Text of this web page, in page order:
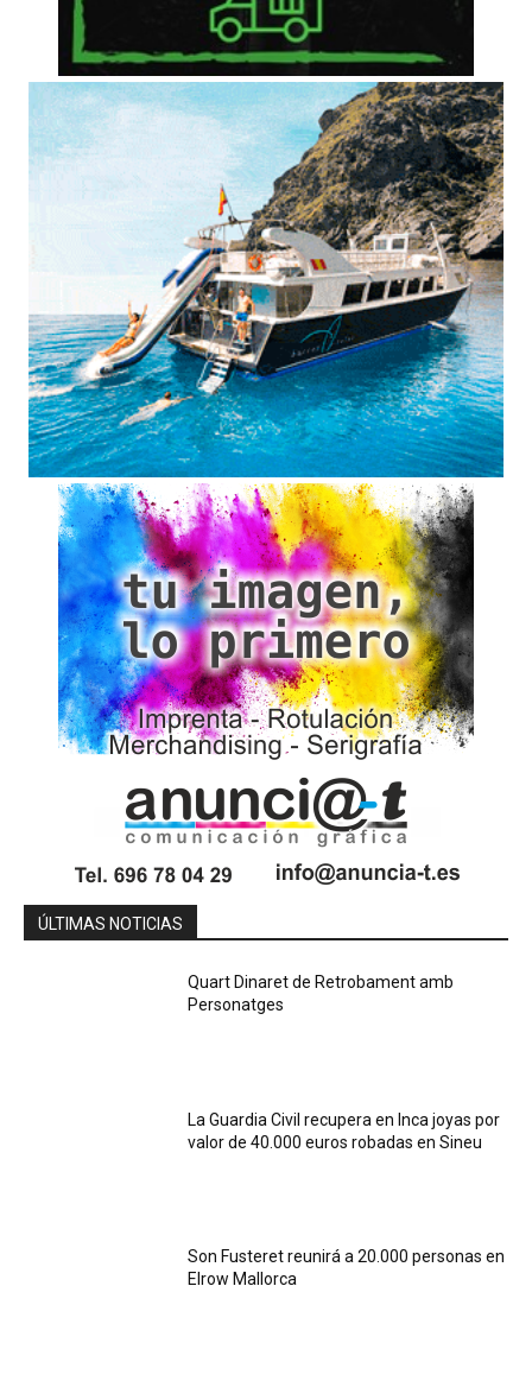
ÚLTIMAS NOTICIAS
Quart Dinaret de Retrobament amb
Personatges
La Guardia Civil recupera en Inca joyas por
valor de 40.000 euros robadas en Sineu
Son Fusteret reunirá a 20.000 personas en
Elrow Mallorca